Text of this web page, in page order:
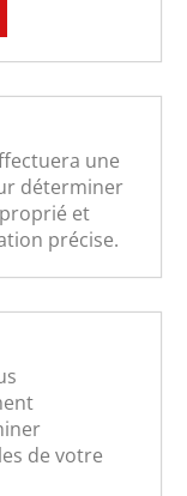
une
déterminer
et
précise.
de votre